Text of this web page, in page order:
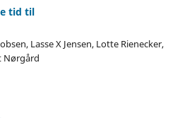
tid til
Lasse X Jensen, Lotte Rienecker,
Nørgård